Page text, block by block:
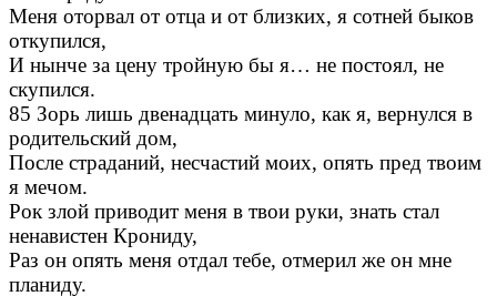
Меня оторвал от отца и от близких, я сотней быков
откупился,
И нынче за цену тройную бы я… не постоял, не
скупился.
85 Зорь лишь двенадцать минуло, как я, вернулся в
родительский дом,
После страданий, несчастий моих, опять пред твоим
я мечом.
Рок злой приводит меня в твои руки, знать стал
ненавистен Крониду,
Раз он опять меня отдал тебе, отмерил же он мне
планиду.